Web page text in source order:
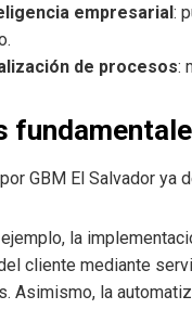
empresarial:
de procesos:
GBM El Salvador
la
cliente mediante
Asimismo, la